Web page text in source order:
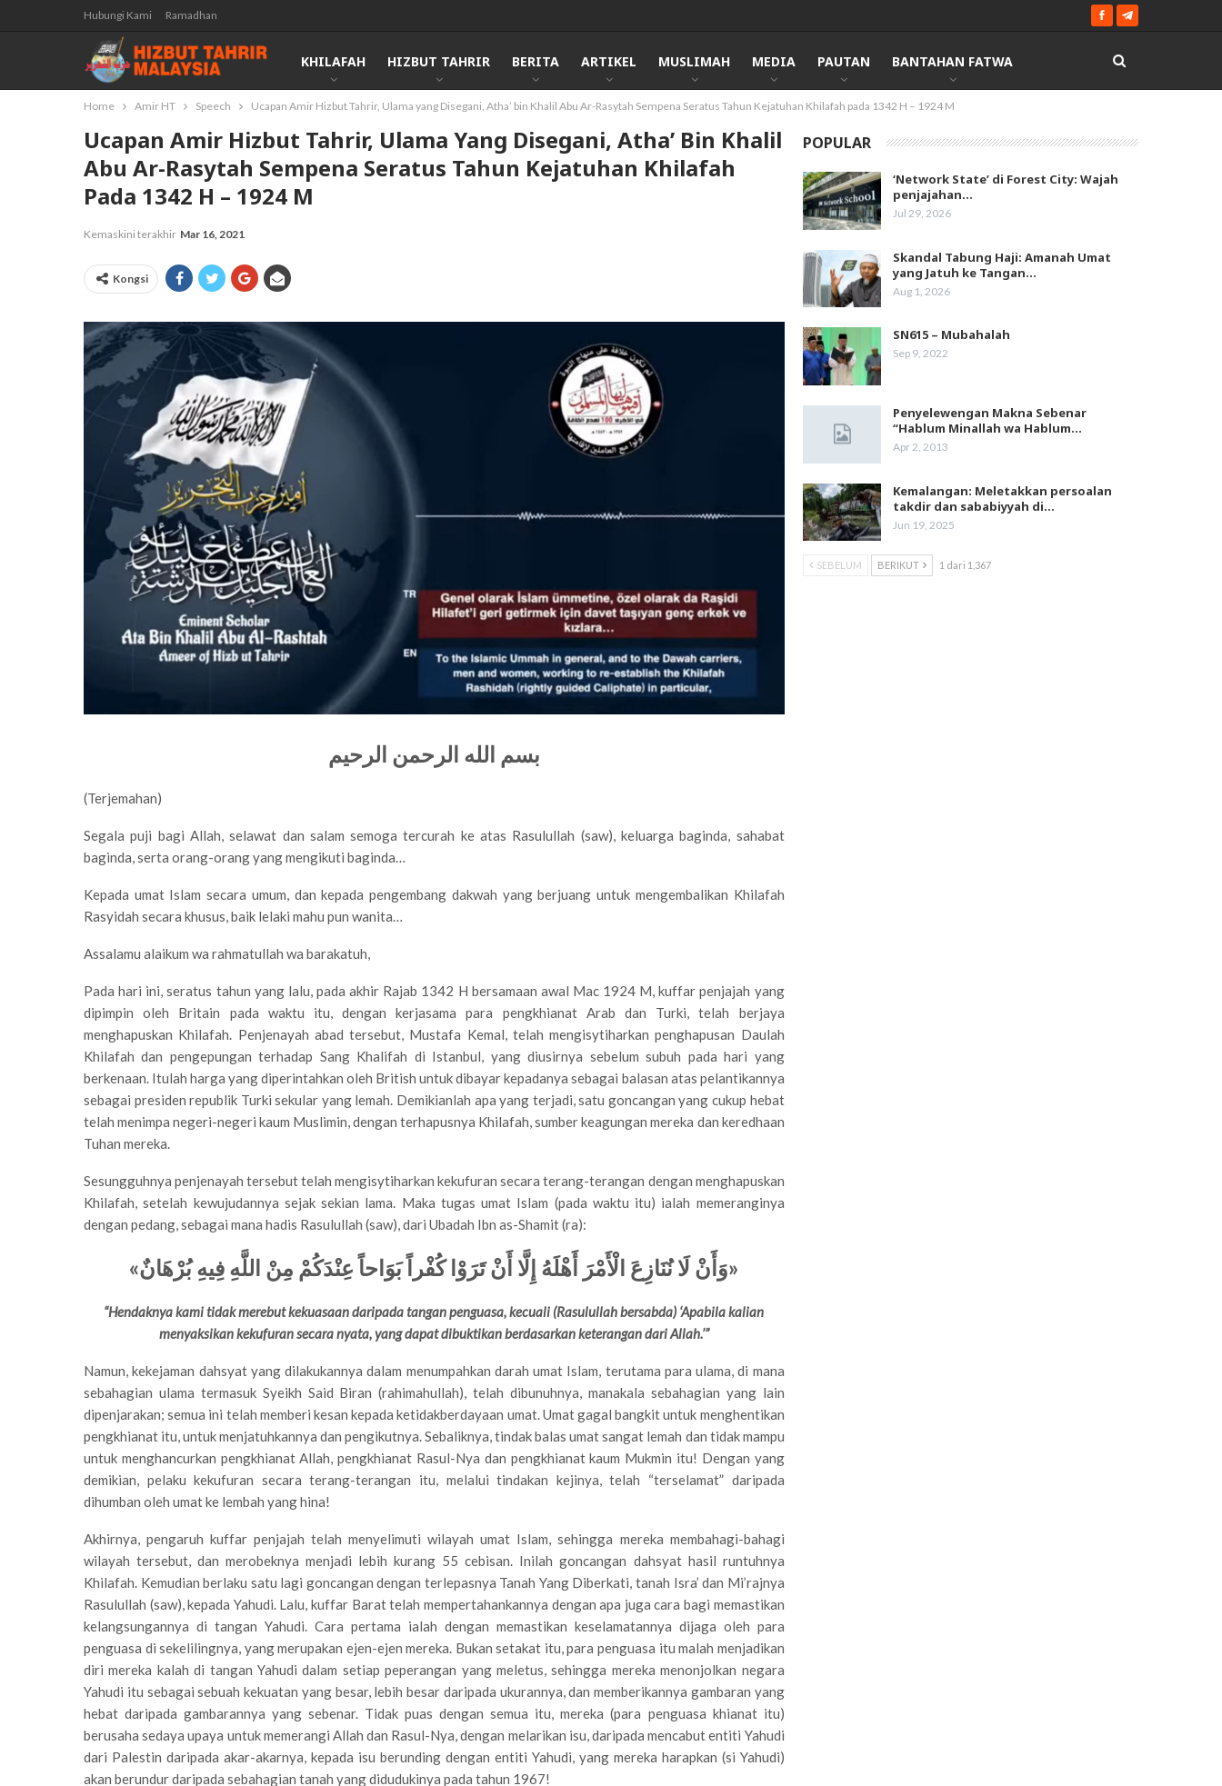
Hubungi Kami Ramadhan
KHILAFAH HIZBUT TAHRIR BERITA ARTIKEL MUSLIMAH MEDIA PAUTAN BANTAHAN FATWA
Home Amir HT Speech Ucapan Amir Hizbut Tahrir, Ulama yang Disegani, Atha’ bin Khalil Abu Ar-Rasytah Sempena Seratus Tahun Kejatuhan Khilafah pada 1342 H – 1924 M
Ucapan Amir Hizbut Tahrir, Ulama Yang Disegani, Atha’ Bin Khalil
Abu Ar-Rasytah Sempena Seratus Tahun Kejatuhan Khilafah
Pada 1342 H – 1924 M
Kemaskini terakhir Mar 16, 2021
Kongsi
بسم الله الرحمن الرحيم
(Terjemahan)
Segala puji bagi Allah, selawat dan salam semoga tercurah ke atas Rasulullah (saw), keluarga baginda, sahabat
baginda, serta orang-orang yang mengikuti baginda…
Kepada umat Islam secara umum, dan kepada pengembang dakwah yang berjuang untuk mengembalikan Khilafah
Rasyidah secara khusus, baik lelaki mahu pun wanita…
Assalamu alaikum wa rahmatullah wa barakatuh,
Pada hari ini, seratus tahun yang lalu, pada akhir Rajab 1342 H bersamaan awal Mac 1924 M, kuffar penjajah yang
dipimpin oleh Britain pada waktu itu, dengan kerjasama para pengkhianat Arab dan Turki, telah berjaya
menghapuskan Khilafah. Penjenayah abad tersebut, Mustafa Kemal, telah mengisytiharkan penghapusan Daulah
Khilafah dan pengepungan terhadap Sang Khalifah di Istanbul, yang diusirnya sebelum subuh pada hari yang
berkenaan. Itulah harga yang diperintahkan oleh British untuk dibayar kepadanya sebagai balasan atas pelantikannya
sebagai presiden republik Turki sekular yang lemah. Demikianlah apa yang terjadi, satu goncangan yang cukup hebat
telah menimpa negeri-negeri kaum Muslimin, dengan terhapusnya Khilafah, sumber keagungan mereka dan keredhaan
Tuhan mereka.
Sesungguhnya penjenayah tersebut telah mengisytiharkan kekufuran secara terang-terangan dengan menghapuskan
Khilafah, setelah kewujudannya sejak sekian lama. Maka tugas umat Islam (pada waktu itu) ialah memeranginya
dengan pedang, sebagai mana hadis Rasulullah (saw), dari Ubadah Ibn as-Shamit (ra):
«وَأَنْ لَا نُنَازِعَ الْأَمْرَ أَهْلَهُ إِلَّا أَنْ تَرَوْا كُفْراً بَوَاحاً عِنْدَكُمْ مِنْ اللَّهِ فِيهِ بُرْهَانٌ»
“Hendaknya kami tidak merebut kekuasaan daripada tangan penguasa, kecuali (Rasulullah bersabda) ‘Apabila kalian
menyaksikan kekufuran secara nyata, yang dapat dibuktikan berdasarkan keterangan dari Allah.’”
Namun, kekejaman dahsyat yang dilakukannya dalam menumpahkan darah umat Islam, terutama para ulama, di mana
sebahagian ulama termasuk Syeikh Said Biran (rahimahullah), telah dibunuhnya, manakala sebahagian yang lain
dipenjarakan; semua ini telah memberi kesan kepada ketidakberdayaan umat. Umat ​​gagal bangkit untuk menghentikan
pengkhianat itu, untuk menjatuhkannya dan pengikutnya. Sebaliknya, tindak balas umat sangat lemah dan tidak mampu
untuk menghancurkan pengkhianat Allah, pengkhianat Rasul-Nya dan pengkhianat kaum Mukmin itu! Dengan yang
demikian, pelaku kekufuran secara terang-terangan itu, melalui tindakan kejinya, telah “terselamat” daripada
dihumban oleh umat ke lembah yang hina!
Akhirnya, pengaruh kuffar penjajah telah menyelimuti wilayah umat Islam, sehingga mereka membahagi-bahagi
wilayah tersebut, dan merobeknya menjadi lebih kurang 55 cebisan. Inilah goncangan dahsyat hasil runtuhnya
Khilafah. Kemudian berlaku satu lagi goncangan dengan terlepasnya Tanah Yang Diberkati, tanah Isra’ dan Mi’rajnya
Rasulullah (saw), kepada Yahudi. Lalu, kuffar Barat telah mempertahankannya dengan apa juga cara bagi memastikan
kelangsungannya di tangan Yahudi. Cara pertama ialah dengan memastikan keselamatannya dijaga oleh para
penguasa di sekelilingnya, yang merupakan ejen-ejen mereka. Bukan setakat itu, para penguasa itu malah menjadikan
diri mereka kalah di tangan Yahudi dalam setiap peperangan yang meletus, sehingga mereka menonjolkan negara
Yahudi itu sebagai sebuah kekuatan yang besar, lebih besar daripada ukurannya, dan memberikannya gambaran yang
hebat daripada gambarannya yang sebenar. Tidak puas dengan semua itu, mereka (para penguasa khianat itu)
berusaha sedaya upaya untuk memerangi Allah dan Rasul-Nya, dengan melarikan isu, daripada mencabut entiti Yahudi
dari Palestin daripada akar-akarnya, kepada isu berunding dengan entiti Yahudi, yang mereka harapkan (si Yahudi)
akan berundur daripada sebahagian tanah yang didudukinya pada tahun 1967!
POPULAR
‘Network State’ di Forest City: Wajah
penjajahan…
Jul 29, 2026
Skandal Tabung Haji: Amanah Umat
yang Jatuh ke Tangan…
Aug 1, 2026
SN615 – Mubahalah
Sep 9, 2022
Penyelewengan Makna Sebenar
“Hablum Minallah wa Hablum…
Apr 2, 2013
Kemalangan: Meletakkan persoalan
takdir dan sababiyyah di…
Jun 19, 2025
SEBELUM BERIKUT 1 dari 1,367